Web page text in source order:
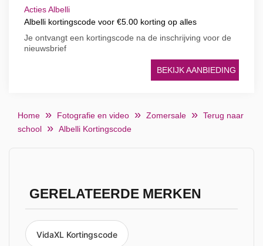
Acties Albelli
Albelli kortingscode voor €5.00 korting op alles
Je ontvangt een kortingscode na de inschrijving voor de
nieuwsbrief
BEKIJK AANBIEDING
Home Fotografie en video Zomersale
Terug naar
school
Albelli Kortingscode
GERELATEERDE MERKEN
VidaXL Kortingscode